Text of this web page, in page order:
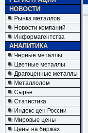
НОВОСТИ
Рынка металлов
Новости компаний
Информагентства
АНАЛИТИКА
Черные металлы
Цветные металлы
Драгоценные металлы
Металлолом
Сырье
Статистика
Индекс цен России
Мировые цены
Цены на биржах